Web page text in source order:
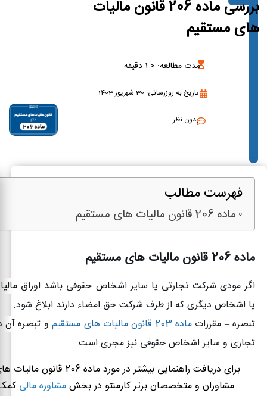
بررسی ماده 206 قانون مالیات
های مستقیم
مدت مطالعه: < 1 دقیقه
تاریخ به روزرسانی: 30 شهریور 1403
بدون نظر
فهرست مطالب
ماده 206 قانون مالیات های مستقیم
ماده 206 قانون مالیات های مستقیم
اگر مودی شرکت تجارتی یا سایر اشخاص حقوقی باشد اوراق
یا اشخاص دیگری که از طرف شرکت حق امضاء‌ دارند ابلاغ شود.
تبصره – مقرراتماده 203 قانون مالیات های مستقیم
و تبصره آن
تجاری و سایر اشخاص حقوقی نیز مجری است
برای دریافت راهنمایی بیشتر در مورد
مشاوران و متخصصان برتر کارمنتو در بخشمشاوره مالی